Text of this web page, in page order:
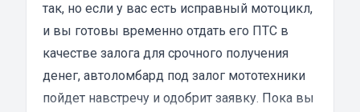
так, но если у вас есть исправный мотоцикл,
и вы готовы временно отдать его ПТС в
качестве залога для срочного получения
денег, автоломбард под залог мототехники
пойдет навстречу и одобрит заявку. Пока вы